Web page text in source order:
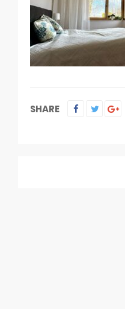
SHARE